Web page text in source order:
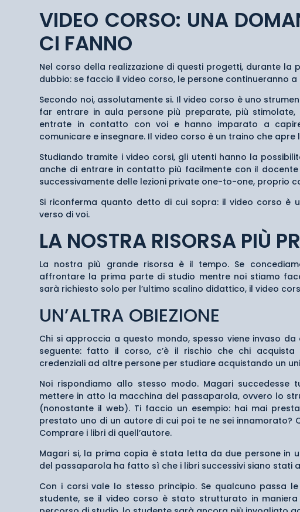
VIDEO CORSO: UNA
CI FANNO
Nel corso della realizzazione di questi progetti, durante la
dubbio: se faccio il video corso, le persone continueranno a
Secondo noi, assolutamente si. Il video corso è uno
far entrare in aula persone più preparate, più
entrate in contatto con voi e hanno imparato a
comunicare e insegnare. Il video corso è un traino che
Studiando tramite i video corsi, gli utenti hanno la
anche di entrare in contatto più facilmente con il
successivamente delle lezioni private one-to-one, proprio
Si riconferma quanto detto di cui sopra: il video corso è
verso di voi.
LA NOSTRA RISORSA PIÙ
La nostra più grande risorsa è il tempo. Se
affrontare la prima parte di studio mentre noi stiamo
sarà richiesto solo per l’ultimo scalino didattico, il video
UN’ALTRA OBIEZIONE
Chi si approccia a questo mondo, spesso viene invaso
seguente: fatto il corso, c’è il rischio che chi
credenziali ad altre persone per studiare acquistando un
Noi rispondiamo allo stesso modo. Magari succedesse
mettere in atto la macchina del passaparola, ovvero lo
(nonostante il web). Ti faccio un esempio: hai mai
prestato uno di un autore di cui poi te ne sei innamorato?
Comprare i libri di quell’autore.
Magari si, la prima copia è stata letta da due persone in
del passaparola ha fatto sì che i libri successivi siano stati
Con i corsi vale lo stesso principio. Se qualcuno passa
studente, se il video corso è stato strutturato in